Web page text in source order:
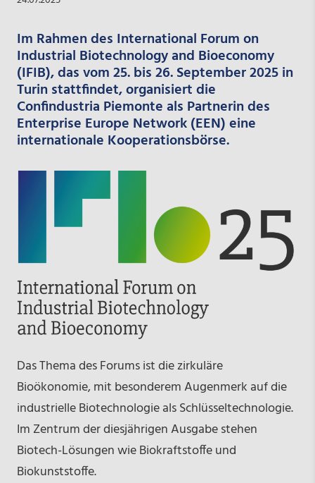
Im Rahmen des International Forum on
Industrial Biotechnology and Bioeconomy
(IFIB), das vom 25. bis 26. September 2025 in
Turin stattfindet, organisiert die
Confindustria Piemonte als Partnerin des
Enterprise Europe Network (EEN) eine
internationale Kooperationsbörse.
Das Thema des Forums ist die zirkuläre
Bioökonomie, mit besonderem Augenmerk auf die
industrielle Biotechnologie als Schlüsseltechnologie.
Im Zentrum der diesjährigen Ausgabe stehen
Biotech-Lösungen wie Biokraftstoffe und
Biokunststoffe.